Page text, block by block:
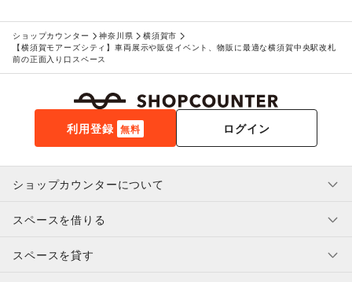
ショップカウンター 神奈川県
横須賀市
【横須賀モアーズシティ】車両展示や販促イベント、物販に最適な横須賀中央駅改札
前の正面入り口スペース
利用登録 無料 ログイン
ショップカウンターについて
利用規約・ガイドライン
特定商取引法に基づく表示
スペースを借りる
スペースを借りたい人へ
スペースを貸す